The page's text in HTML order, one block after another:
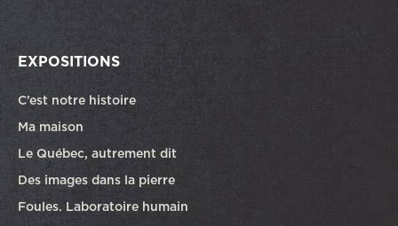
EXPOSITIONS
C’est notre histoire
Ma maison
Le Québec, autrement dit
Des images dans la pierre
Foules. Laboratoire humain